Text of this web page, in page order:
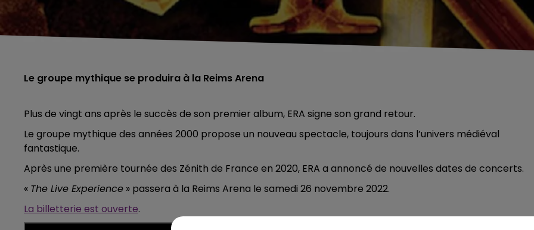
Le groupe mythique se produira à la Reims Arena
Plus de vingt ans après le succès de son premier album, ERA signe son grand retour.
Le groupe mythique des années 2000 propose un nouveau spectacle, toujours dans l’univers médiéval
fantastique.
Après une première tournée des Zénith de France en 2020, ERA a annoncé de nouvelles dates de concerts.
« The Live Experience » passera à la Reims Arena le samedi 26 novembre 2022.
La billetterie est ouverte.